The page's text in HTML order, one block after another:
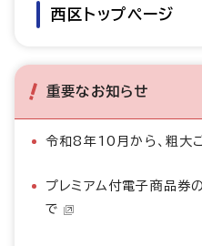
西区トップページ
重要なお知らせ
令和8年10月から、粗大
プレミアム付電子商品券
で